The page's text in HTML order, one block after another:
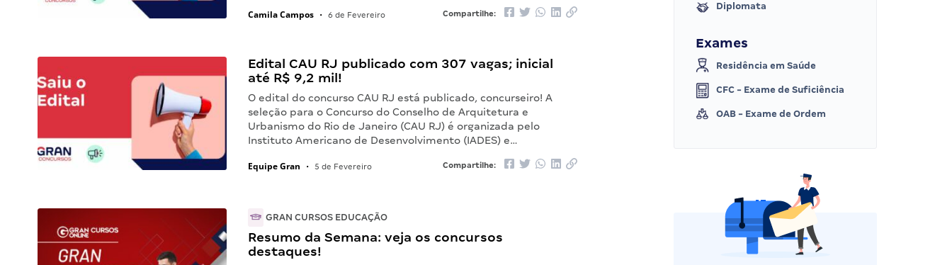
Camila Campos • 6 de Fevereiro Compartilhe:
Edital CAU RJ publicado com 307 vagas; inicial
até R$ 9,2 mil!
O edital do concurso CAU RJ está publicado, concurseiro! A
seleção para o Concurso do Conselho de Arquitetura e
Urbanismo do Rio de Janeiro (CAU RJ) é organizada pelo
Instituto Americano de Desenvolvimento (IADES) e…
Equipe Gran • 5 de Fevereiro Compartilhe:
GRAN CURSOS EDUCAÇÃO
Resumo da Semana: veja os concursos
destaques!
Diplomata
Exames
Residência em Saúde
CFC - Exame de Suficiência
OAB - Exame de Ordem